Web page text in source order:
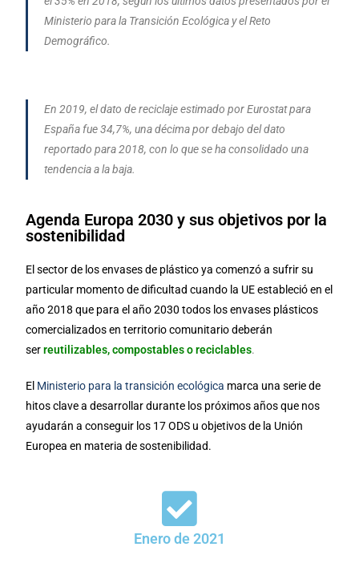
Ministerio para la Transición Ecológica y el Reto
Demográfico.
En 2019, el dato de reciclaje estimado por Eurostat para
España fue 34,7%, una décima por debajo del dato
reportado para 2018, con lo que se ha consolidado una
tendencia a la baja.
Agenda Europa 2030 y sus objetivos por la
sostenibilidad
El sector de los envases de plástico ya comenzó a sufrir su
particular momento de dificultad cuando la UE estableció en el
año 2018 que para el año 2030 todos los envases plásticos
comercializados en territorio comunitario deberán
ser reutilizables, compostables o reciclables.
El Ministerio para la transición ecológica marca una serie de
hitos clave a desarrollar durante los próximos años que nos
ayudarán a conseguir los 17 ODS u objetivos de la Unión
Europea en materia de sostenibilidad.
Enero de 2021